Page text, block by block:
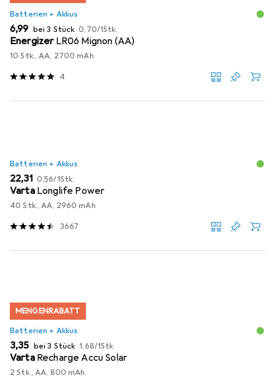
Batterien + Akkus
EUR
6,99 bei 3 Stück EUR
0,70/1Stk.
Energizer LR06 Mignon (AA)
10 Stk., AA, 2700 mAh
4
Batterien + Akkus
EUR
22,31 EUR
0,56/1Stk.
Varta Longlife Power
40 Stk., AA, 2960 mAh
3667
MENGENRABATT
Batterien + Akkus
EUR
3,35 bei 3 Stück EUR
1,68/1Stk.
Varta Recharge Accu Solar
2 Stk., AA, 800 mAh